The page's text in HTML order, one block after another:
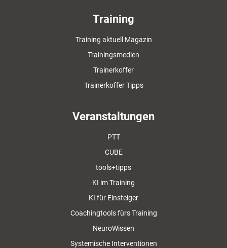
Training
Training aktuell Magazin
Trainingsmedien
Trainerkoffer
Trainerkoffer Tipps
Veranstaltungen
PTT
CUBE
tools+tipps
KI im Training
KI für Einsteiger
Coachingtools fürs Training
NeuroWissen
Systemische Interventionen